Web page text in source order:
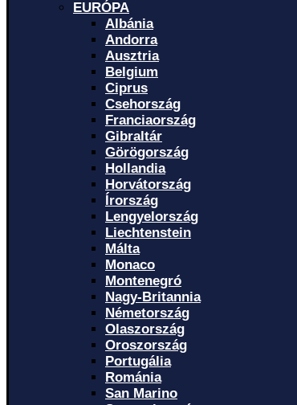
EURÓPA
Albánia
Andorra
Ausztria
Belgium
Ciprus
Csehország
Franciaország
Gibraltár
Görögország
Hollandia
Horvátország
Írország
Lengyelország
Liechtenstein
Málta
Monaco
Montenegró
Nagy-Britannia
Németország
Olaszország
Oroszország
Portugália
Románia
San Marino